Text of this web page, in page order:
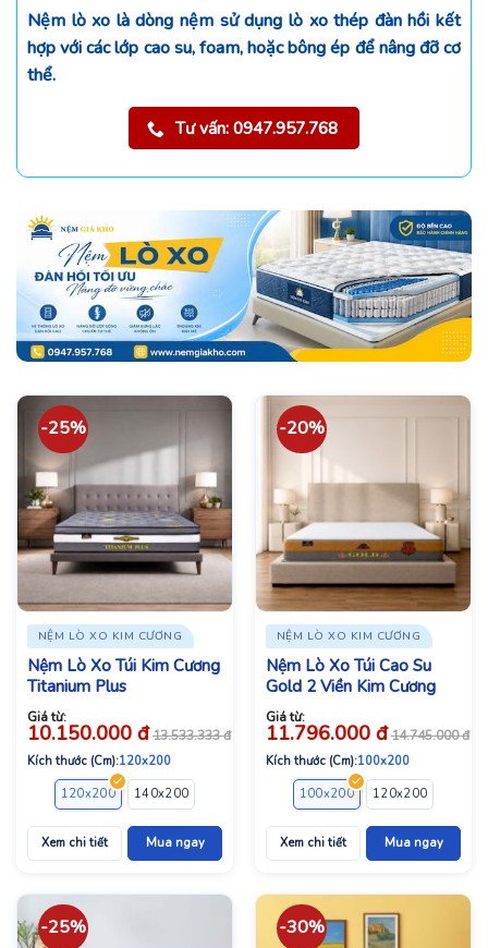
Nệm lò xo là dòng nệm sử dụng lò xo thép đàn hồi kết
hợp với các lớp cao su, foam, hoặc bông ép để nâng đỡ cơ
thể.
Tư vấn: 0947.957.768
-25%
NỆM LÒ XO KIM CƯƠNG
Nệm Lò Xo Túi Kim Cương
Titanium Plus
Giá từ:
10.150.000 đ 13.533.333đ
Kích thước (Cm):120x200
120x200
140x200 180x200 200x200
Xem chi tiết Mua ngay
-20%
NỆM LÒ XO KIM CƯƠNG
Nệm Lò Xo Túi Cao Su
Gold 2 Viền Kim Cương
Giá từ:
11.796.000 đ 14.745.000đ
Kích thước (Cm):100x200
100x200
120x200
Xem chi tiết Mua ngay
-25% -30%